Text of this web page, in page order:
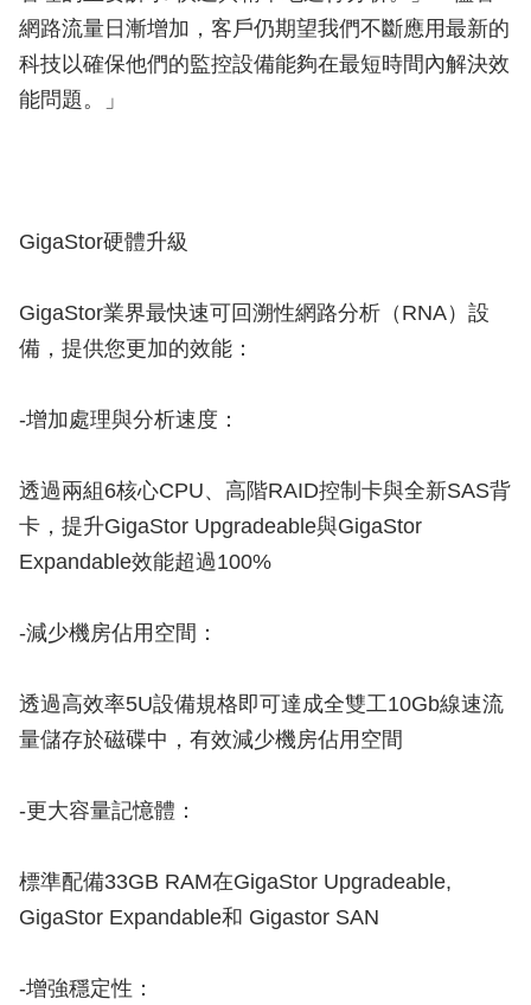
網路流量日漸增加，客戶仍期望我們不斷應用最新的
科技以確保他們的監控設備能夠在最短時間內解決效
能問題。」
GigaStor硬體升級
GigaStor業界最快速可回溯性網路分析（RNA）設
備，提供您更加的效能：
-增加處理與分析速度：
透過兩組6核心CPU、高階RAID控制卡與全新SAS背
卡，提升GigaStor Upgradeable與GigaStor
Expandable效能超過100%
-減少機房佔用空間：
透過高效率5U設備規格即可達成全雙工10Gb線速流
量儲存於磁碟中，有效減少機房佔用空間
-更大容量記憶體：
標準配備33GB RAM在GigaStor Upgradeable,
GigaStor Expandable和 Gigastor SAN
-增強穩定性：